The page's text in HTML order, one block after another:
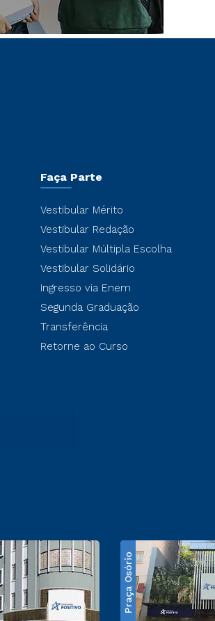
Faça Parte
Vestibular Mérito
Vestibular Redação
Vestibular Múltipla Escolha
Vestibular Solidário
Ingresso via Enem
Segunda Graduação
Transferência
Retorne ao Curso
Praça Osório